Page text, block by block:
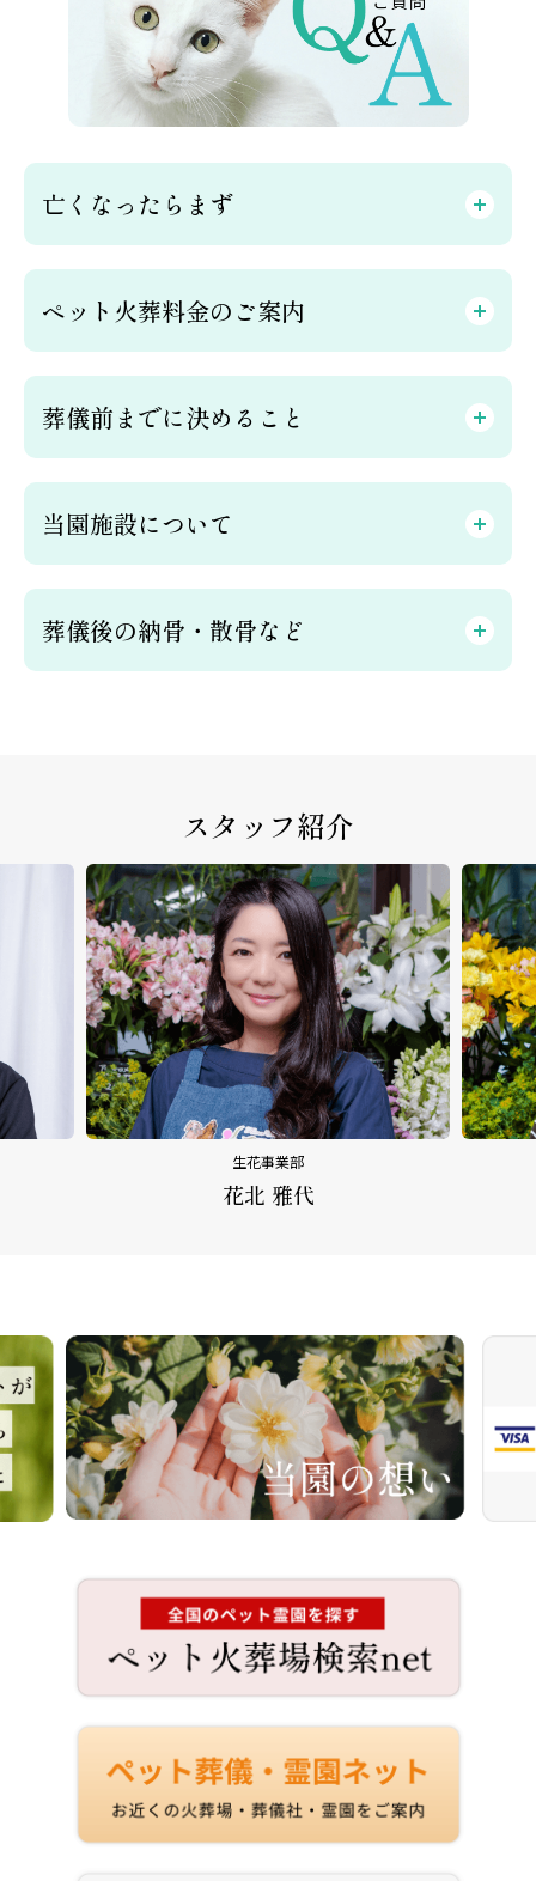
亡くなったらまず
ペット火葬料金のご案内
葬儀前までに決めること
当園施設について
葬儀後の納骨・散骨など
スタッフ紹介
生花事業部
花北 雅代